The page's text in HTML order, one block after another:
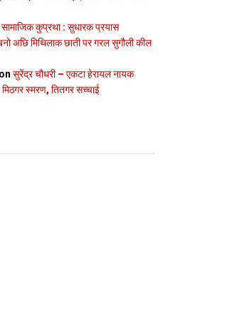
सामाजिक कुप्रथा : सुधारक प्रयास
अछि मिथिलाक छाती पर गरल सुगौली कील
on सुरेंद्र चौधरी – एकटा हेरायल नायक
मिठगर स्‍मरण, तितगर सच्‍चाई